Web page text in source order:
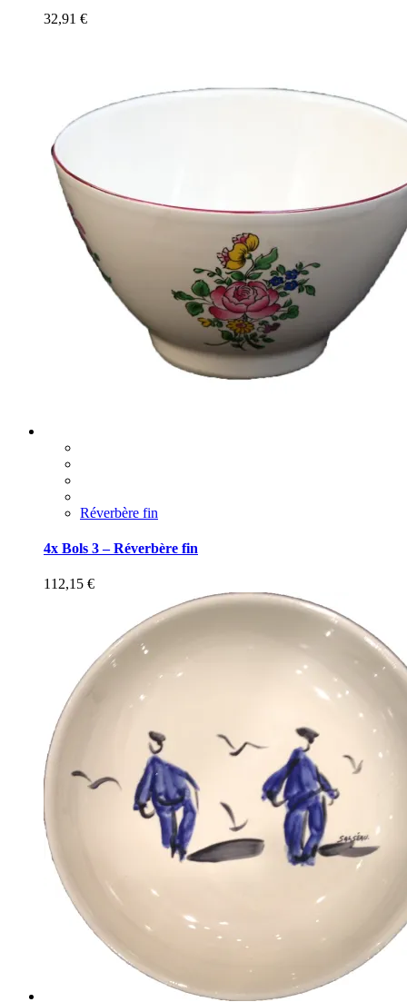
32,91 €
Réverbère fin
4x Bols 3 – Réverbère fin
112,15 €